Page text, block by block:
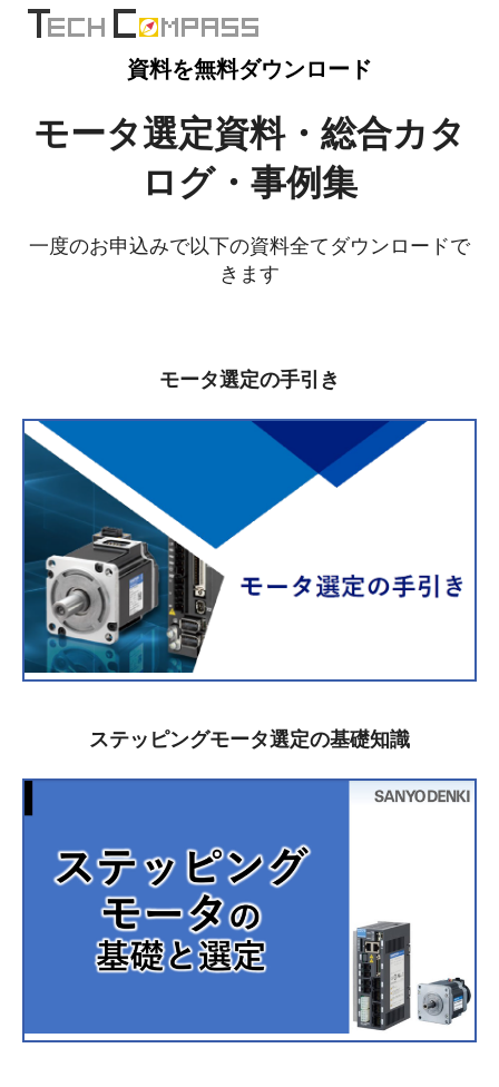
資料を無料ダウンロード
モータ選定資料・総合カタ
ログ・事例集
一度のお申込みで以下の資料全てダウンロードで
きます
モータ選定の手引き
ステッピングモータ選定の基礎知識